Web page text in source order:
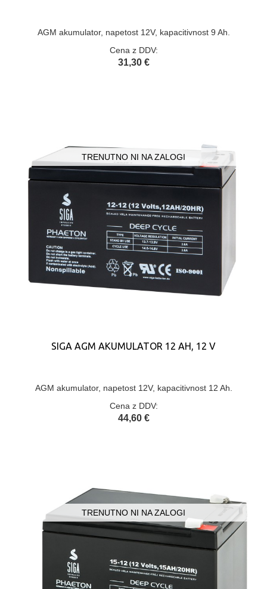
AGM akumulator, napetost 12V, kapacitivnost 9 Ah.
Cena z DDV:
31,30 €
TRENUTNO NI NA ZALOGI
SIGA AGM AKUMULATOR 12 AH, 12 V
AGM akumulator, napetost 12V, kapacitivnost 12 Ah.
Cena z DDV:
44,60 €
TRENUTNO NI NA ZALOGI